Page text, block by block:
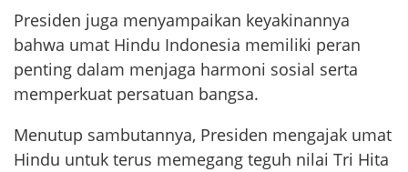
Presiden juga menyampaikan keyakinannya
bahwa umat Hindu Indonesia memiliki peran
penting dalam menjaga harmoni sosial serta
memperkuat persatuan bangsa.
Menutup sambutannya, Presiden mengajak umat
Hindu untuk terus memegang teguh nilai Tri Hita